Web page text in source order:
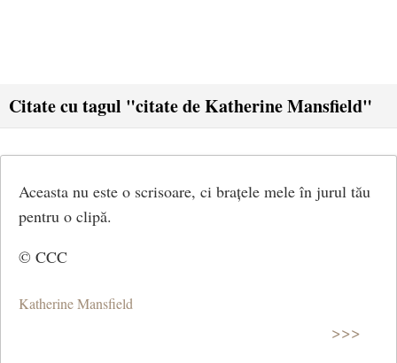
Citate cu tagul "citate de Katherine Mansfield"
Aceasta nu este o scrisoare, ci brațele mele în jurul tău
pentru o clipă.
© CCC
Katherine Mansfield
>>>